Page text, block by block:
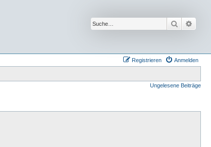
Suche
Anmelden
Registrieren
Ungelesene Beiträge